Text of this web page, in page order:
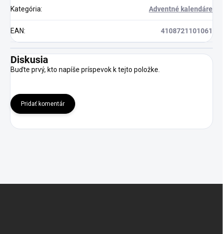
Kategória: Adventné kalendáre
EAN: 4108721101061
Diskusia
Buďte prvý, kto napíše príspevok k tejto položke.
Pridať komentár